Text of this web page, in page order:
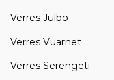
Verres Julbo
Verres Vuarnet
Verres Serengeti